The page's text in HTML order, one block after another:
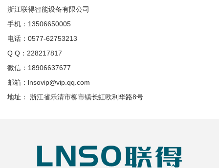
浙江联得智能设备有限公司
手机：13506650005
电话：0577-62753213
Q Q：228217817
微信：18906637677
邮箱：lnsovip@vip.qq.com
地址： 浙江省乐清市柳市镇长虹欧利华路8号